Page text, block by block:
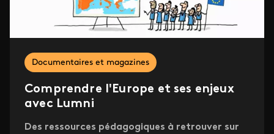
Documentaires et magazines
Comprendre l'Europe et ses enjeux
avec Lumni
Des ressources pédagogiques à retrouver sur